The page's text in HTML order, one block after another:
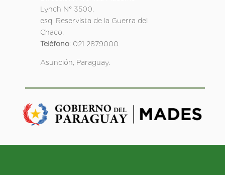
Lynch N° 3500.
esq. Reservista de la Guerra del
Chaco.
Teléfono: 021 2879000
Asunción, Paraguay.